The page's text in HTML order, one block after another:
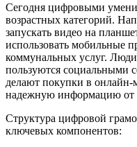
Сегодня цифровыми
возрастных категорий.
запускать видео на
использовать мобильные
коммунальных услуг. Люди
пользуются социальными
делают покупки в онлайн-
надежную информацию от
Структура цифровой
ключевых компонентов: